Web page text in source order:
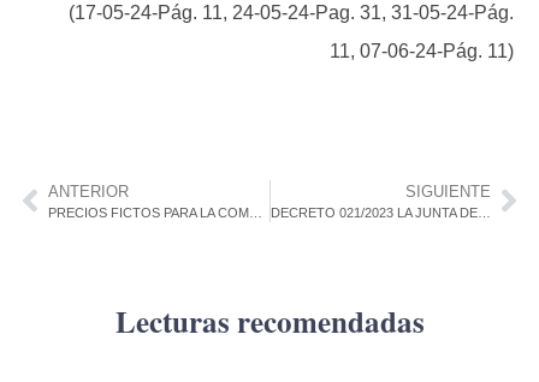
(17-05-24-Pág. 11, 24-05-24-Pag. 31, 31-05-24-Pág.
11, 07-06-24-Pág. 11)
ANTERIOR SIGUIENTE
DECRETO 021/2023 LA JUNTA DEPARTAMENTAL DE COLONIA DECRETA: ORDENANZA SOBRE INCAUTACIÓN DE VEHÍCULOS
Lecturas recomendadas